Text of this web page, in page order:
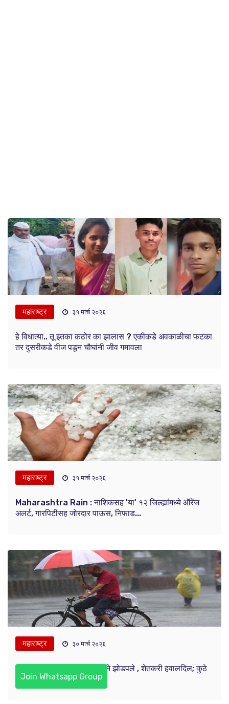
महाराष्ट्र ३१ मार्च २०२६
हे विधात्या.. तू इतका कठोर का झालास ? एकीकडे अवकाळीचा फटका
तर दुसरीकडे वीज पडून चौघांनी जीव गमावला
महाराष्ट्र ३१ मार्च २०२६
Maharashtra Rain : नाशिकसह 'या' १२ जिल्ह्यांमध्ये ऑरेंज
अलर्ट, गारपिटीसह जोरदार पाऊस, निफाड...
महाराष्ट्र ३० मार्च २०२६
नाशिकसह 'या' जिल्ह्यांना पावसाने झोडपले , शेतकरी हवालदिल; कुठे
मुसळधार तर कुठे गारांचा पाऊस
Join Whatsapp Group